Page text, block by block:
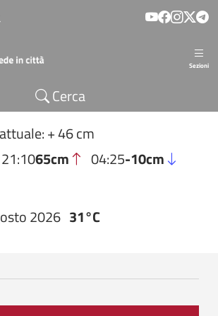
principale
Sezioni
Cerca
+ 46 cm
21:1065cm 04:25-10cm
2026 31°C